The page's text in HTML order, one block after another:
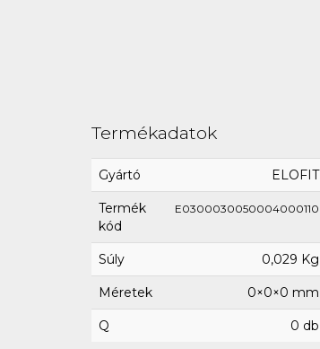
Termékadatok
Gyártó ELOFIT
Termék
kód
E0300030050004000110
Súly 0,029 Kg
Méretek 0×0×0 mm
Q 0 db